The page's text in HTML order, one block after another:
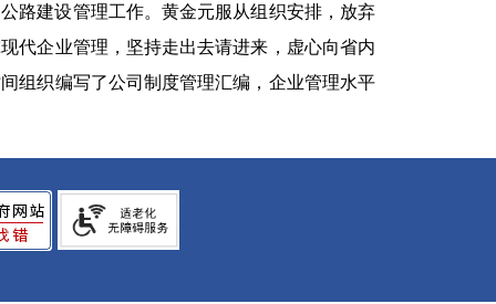
路建设管理工作。黄金元服从组织安排，放弃
代企业管理，坚持走出去请进来，虚心向省内
组织编写了公司制度管理汇编，企业管理水平